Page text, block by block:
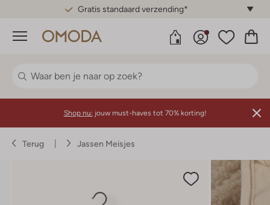
Gratis standaard verzending*
Menu
Shop nu: jouw must-haves tot 70% korting!
Terug Jassen Meisjes